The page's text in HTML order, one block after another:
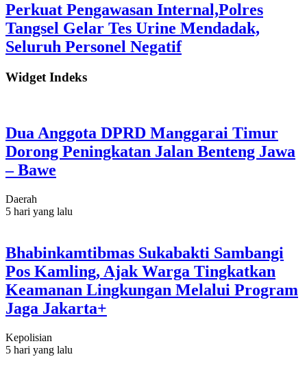
Perkuat Pengawasan Internal,Polres
Tangsel Gelar Tes Urine Mendadak,
Seluruh Personel Negatif
Widget Indeks
Dua Anggota DPRD Manggarai Timur
Dorong Peningkatan Jalan Benteng Jawa
– Bawe
Daerah
5 hari yang lalu
Bhabinkamtibmas Sukabakti Sambangi
Pos Kamling, Ajak Warga Tingkatkan
Keamanan Lingkungan Melalui Program
Jaga Jakarta+
Kepolisian
5 hari yang lalu